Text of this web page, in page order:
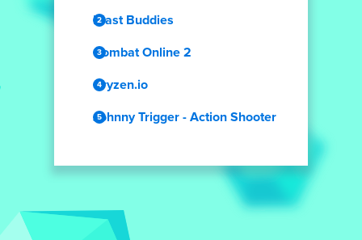
Blast Buddies
Combat Online 2
Cryzen.io
Johnny Trigger - Action Shooter